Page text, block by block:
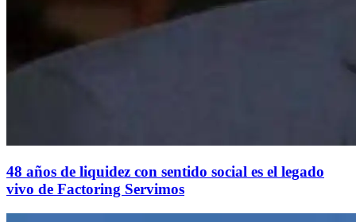
48 años de liquidez con sentido social es el legado
vivo de Factoring Servimos